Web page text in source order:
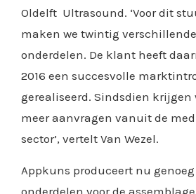
Oldelft Ultrasound. ‘Voor dit
maken we twintig verschillende
onderdelen. De klant heeft
2016 een succesvolle
gerealiseerd. Sindsdien krijgen
meer aanvragen vanuit de
sector’, vertelt Van Wezel.
Appkuns produceert nu genoeg